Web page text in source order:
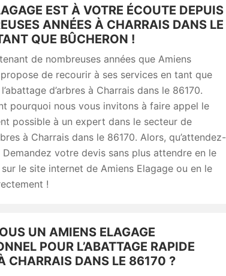
EST À VOTRE ÉCOUTE DEPUIS
ANNÉES À CHARRAIS DANS LE
QUE BÛCHERON !
de nombreuses années que Amiens
de recourir à ses services en tant que
d’arbres à Charrais dans le 86170.
pourquoi nous vous invitons à faire appel le
possible à un expert dans le secteur de
à Charrais dans le 86170. Alors, qu’attendez-
votre devis sans plus attendre en le
le site internet de Amiens Elagage ou en le
!
UN AMIENS ELAGAGE
POUR L’ABATTAGE RAPIDE
CHARRAIS DANS LE 86170 ?